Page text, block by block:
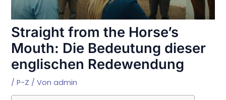
Straight from the Horse’s
Mouth: Die Bedeutung dieser
englischen Redewendung
/P-Z / Vonadmin